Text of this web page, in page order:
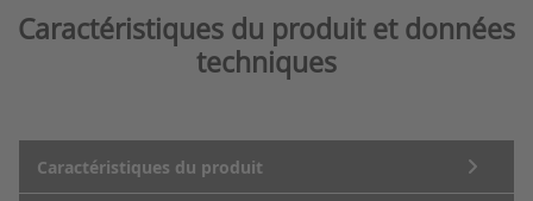
Caractéristiques du produit et données
techniques
Caractéristiques du produit